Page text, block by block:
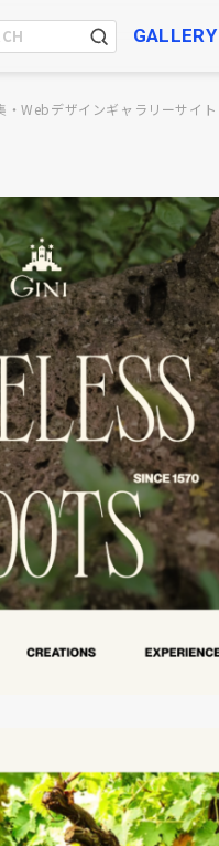
GALLERY
Webデザインギャラリーサイト